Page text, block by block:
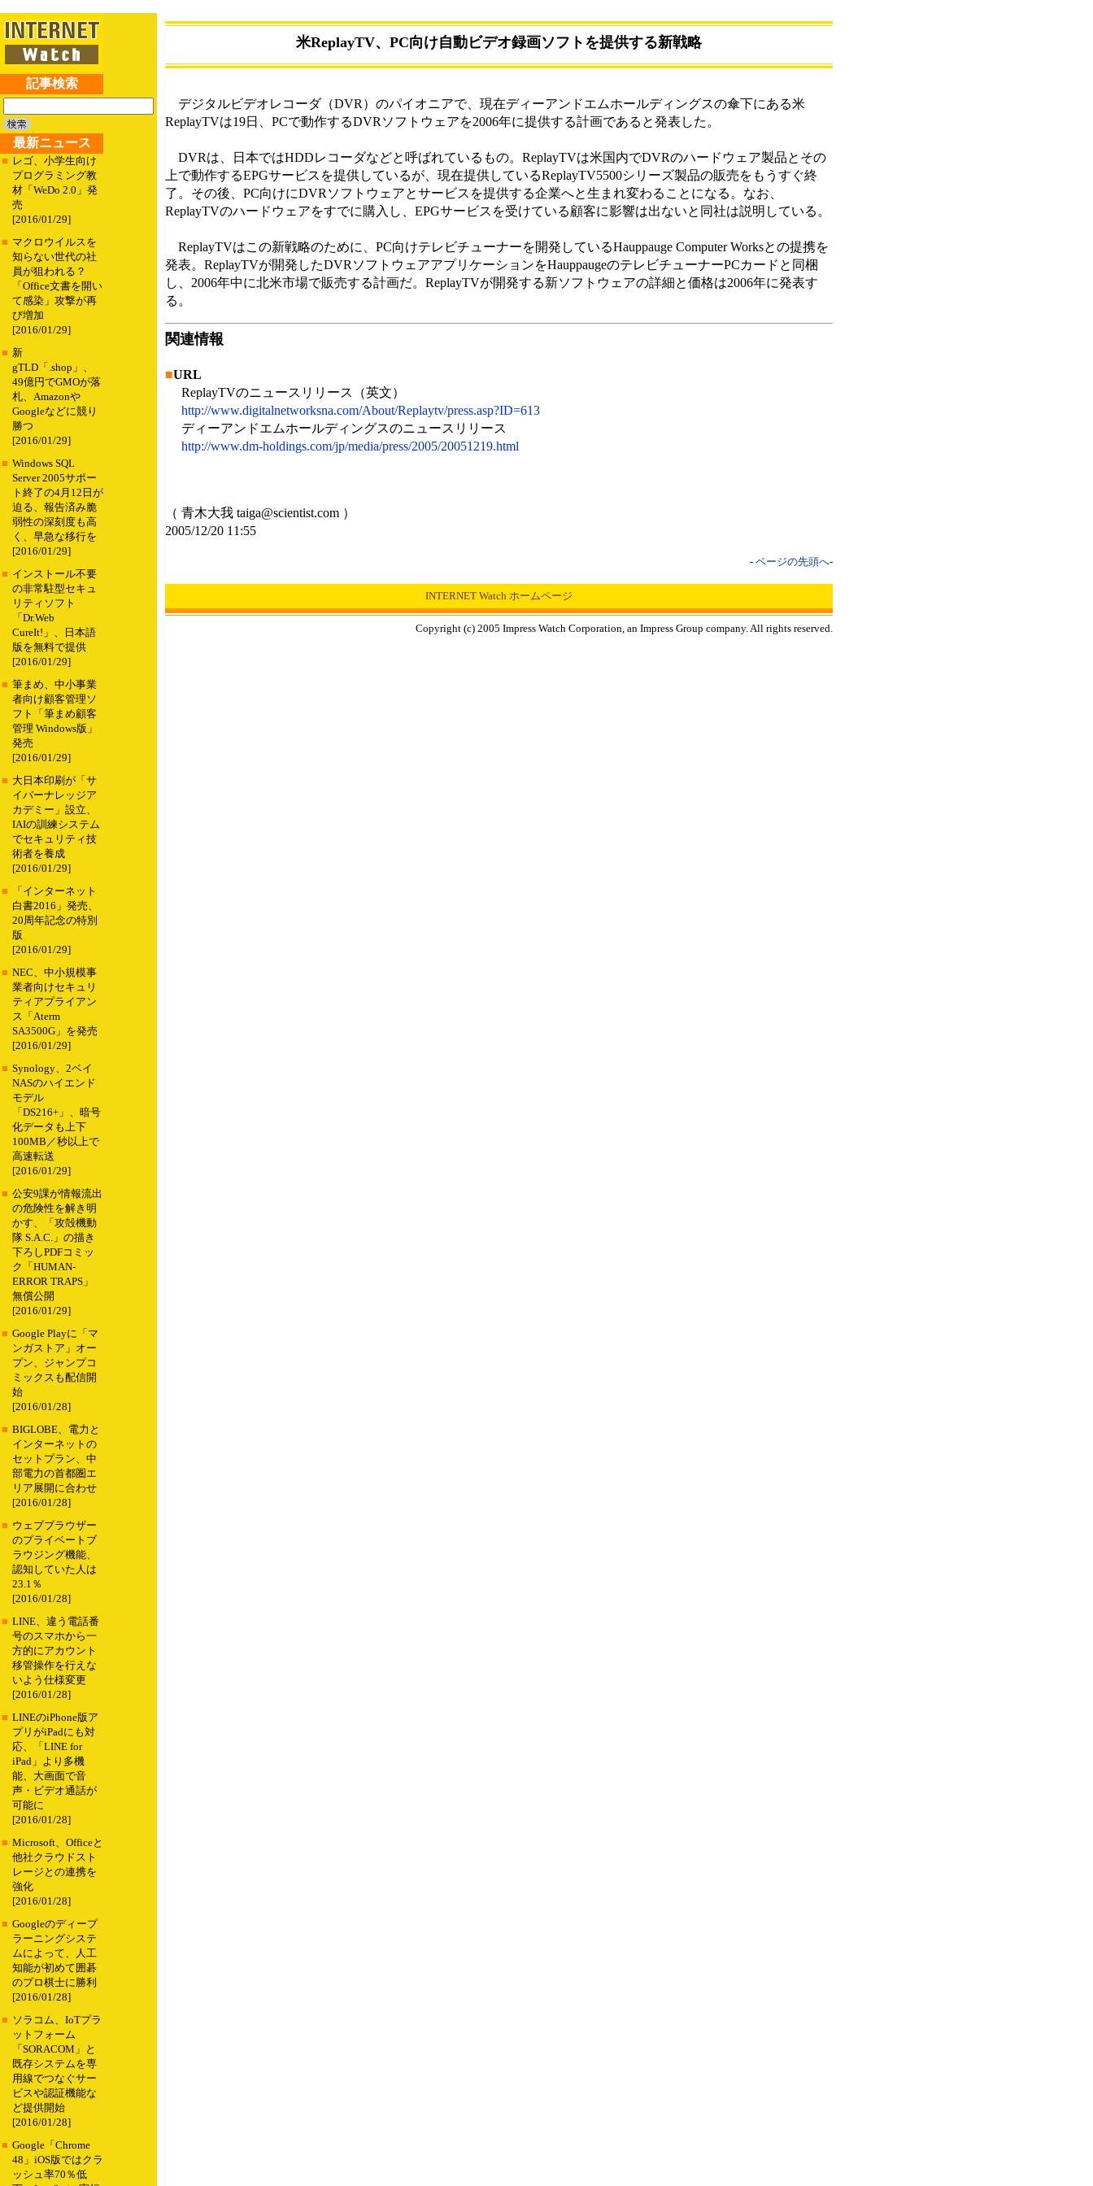
記事検索
最新ニュース
■ レゴ、小学生向け
プログラミング教
材「WeDo 2.0」発
売
[2016/01/29]
■ マクロウイルスを
知らない世代の社
員が狙われる？
「Office文書を開い
て感染」攻撃が再
び増加
[2016/01/29]
■ 新
gTLD「.shop」、
49億円でGMOが落
札、Amazonや
Googleなどに競り
勝つ
[2016/01/29]
■ Windows SQL
Server 2005サポー
ト終了の4月12日が
迫る、報告済み脆
弱性の深刻度も高
く、早急な移行を
[2016/01/29]
■ インストール不要
の非常駐型セキュ
リティソフト
「Dr.Web
CureIt!」、日本語
版を無料で提供
[2016/01/29]
■ 筆まめ、中小事業
者向け顧客管理ソ
フト「筆まめ顧客
管理 Windows版」
発売
[2016/01/29]
■ 大日本印刷が「サ
イバーナレッジア
カデミー」設立、
IAIの訓練システム
でセキュリティ技
術者を養成
[2016/01/29]
■
「インターネット
白書2016」発売、
20周年記念の特別
版
[2016/01/29]
■ NEC、中小規模事
業者向けセキュリ
ティアプライアン
ス「Aterm
SA3500G」を発売
[2016/01/29]
■ Synology、2ベイ
NASのハイエンド
モデル
「DS216+」、暗号
化データも上下
100MB／秒以上で
高速転送
[2016/01/29]
■ 公安9課が情報流出
の危険性を解き明
かす、「攻殻機動
隊 S.A.C.」の描き
下ろしPDFコミッ
ク「HUMAN-
ERROR TRAPS」
無償公開
[2016/01/29]
■ Google Playに「マ
ンガストア」オー
プン、ジャンプコ
ミックスも配信開
始
[2016/01/28]
■ BIGLOBE、電力と
インターネットの
セットプラン、中
部電力の首都圏エ
リア展開に合わせ
[2016/01/28]
■ ウェブブラウザー
のプライベートブ
ラウジング機能、
認知していた人は
23.1％
[2016/01/28]
■ LINE、違う電話番
号のスマホから一
方的にアカウント
移管操作を行えな
いよう仕様変更
[2016/01/28]
■ LINEのiPhone版ア
プリがiPadにも対
応、「LINE for
iPad」より多機
能、大画面で音
声・ビデオ通話が
可能に
[2016/01/28]
■ Microsoft、Officeと
他社クラウドスト
レージとの連携を
強化
[2016/01/28]
■ Googleのディープ
ラーニングシステ
ムによって、人工
知能が初めて囲碁
のプロ棋士に勝利
[2016/01/28]
■ ソラコム、IoTプラ
ットフォーム
「SORACOM」と
既存システムを専
用線でつなぐサー
ビスや認証機能な
ど提供開始
[2016/01/28]
■ Google「Chrome
48」iOS版ではクラ
ッシュ率70％低
米ReplayTV、PC向け自動ビデオ録画ソフトを提供する新戦略
デジタルビデオレコーダ（DVR）のパイオニアで、現在ディーアンドエムホールディングスの傘下にある米
ReplayTVは19日、PCで動作するDVRソフトウェアを2006年に提供する計画であると発表した。
DVRは、日本ではHDDレコーダなどと呼ばれているもの。ReplayTVは米国内でDVRのハードウェア製品とその
上で動作するEPGサービスを提供しているが、現在提供しているReplayTV5500シリーズ製品の販売をもうすぐ終
了。その後、PC向けにDVRソフトウェアとサービスを提供する企業へと生まれ変わることになる。なお、
ReplayTVのハードウェアをすでに購入し、EPGサービスを受けている顧客に影響は出ないと同社は説明している。
ReplayTVはこの新戦略のために、PC向けテレビチューナーを開発しているHauppauge Computer Worksとの提携を
発表。ReplayTVが開発したDVRソフトウェアアプリケーションをHauppaugeのテレビチューナーPCカードと同梱
し、2006年中に北米市場で販売する計画だ。ReplayTVが開発する新ソフトウェアの詳細と価格は2006年に発表す
る。
関連情報
■URL
ReplayTVのニュースリリース（英文）
http://www.digitalnetworksna.com/About/Replaytv/press.asp?ID=613
ディーアンドエムホールディングスのニュースリリース
http://www.dm-holdings.com/jp/media/press/2005/20051219.html
（ 青木大我 taiga@scientist.com ）
2005/12/20 11:55
- ページの先頭へ-
INTERNET Watch ホームページ
Copyright (c) 2005 Impress Watch Corporation, an Impress Group company. All rights reserved.